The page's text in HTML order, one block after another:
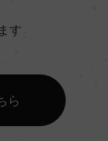
す
ら